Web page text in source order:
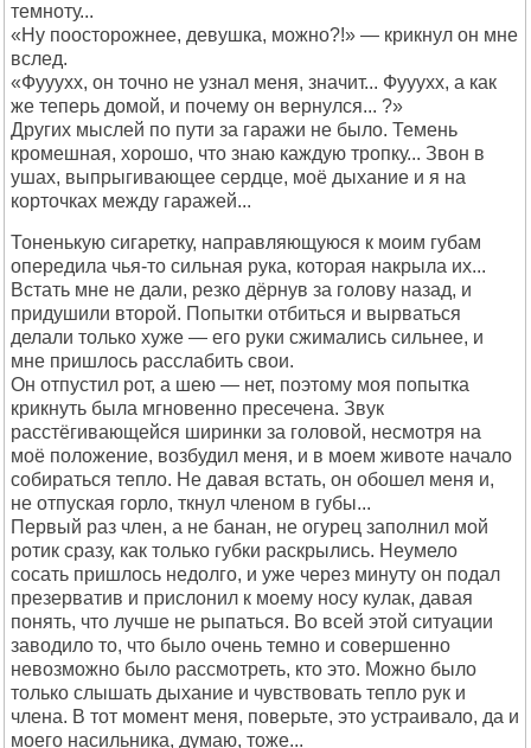
темноту...
«Ну поосторожнее, девушка, можно?!» — крикнул он мне
вслед.
«Фууухх, он точно не узнал меня, значит... Фууухх, а как
же теперь домой, и почему он вернулся... ?»
Других мыслей по пути за гаражи не было. Темень
кромешная, хорошо, что знаю каждую тропку... Звон в
ушах, выпрыгивающее сердце, моё дыхание и я на
корточках между гаражей...
Тоненькую сигаретку, направляющуюся к моим губам
опередила чья-то сильная рука, которая накрыла их...
Встать мне не дали, резко дёрнув за голову назад, и
придушили второй. Попытки отбиться и вырваться
делали только хуже — его руки сжимались сильнее, и
мне пришлось расслабить свои.
Он отпустил рот, а шею — нет, поэтому моя попытка
крикнуть была мгновенно пресечена. Звук
расстёгивающейся ширинки за головой, несмотря на
моё положение, возбудил меня, и в моем животе начало
собираться тепло. Не давая встать, он обошел меня и,
не отпуская горло, ткнул членом в губы...
Первый раз член, а не банан, не огурец заполнил мой
ротик сразу, как только губки раскрылись. Неумело
сосать пришлось недолго, и уже через минуту он подал
презерватив и прислонил к моему носу кулак, давая
понять, что лучше не рыпаться. Во всей этой ситуации
заводило то, что было очень темно и совершенно
невозможно было рассмотреть, кто это. Можно было
только слышать дыхание и чувствовать тепло рук и
члена. В тот момент меня, поверьте, это устраивало, да и
моего насильника, думаю, тоже...